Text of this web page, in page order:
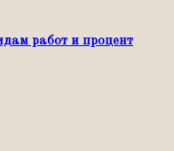
работ и процент